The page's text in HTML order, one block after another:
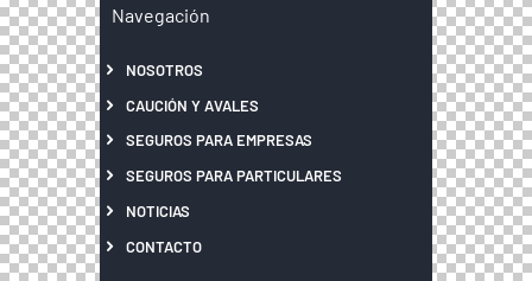
Navegación
NOSOTROS
CAUCIÓN Y AVALES
SEGUROS PARA EMPRESAS
SEGUROS PARA PARTICULARES
NOTICIAS
CONTACTO